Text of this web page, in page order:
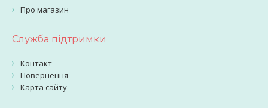
Про магазин
Служба підтримки
Контакт
Повернення
Карта сайту